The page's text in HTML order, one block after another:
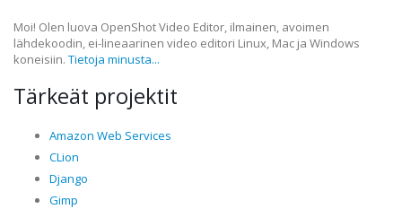
Moi! Olen luova OpenShot Video Editor, ilmainen, avoimen
lähdekoodin, ei-lineaarinen video editori Linux, Mac ja Windows
koneisiin. Tietoja minusta...
Tärkeät projektit
Amazon Web Services
CLion
Django
Gimp